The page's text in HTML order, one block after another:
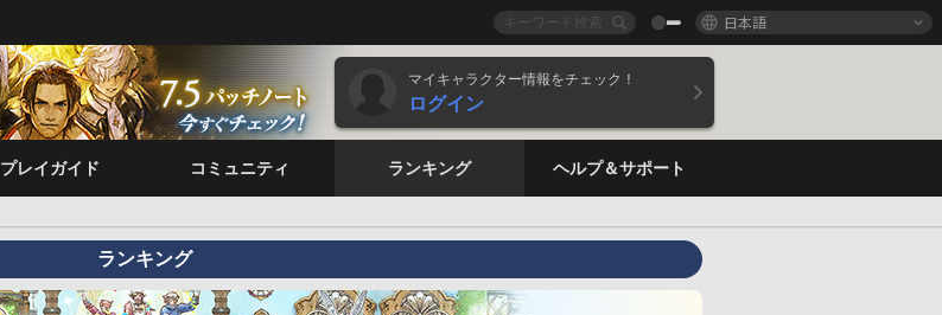
日本語
マイキャラクター情報をチェック！
ログイン
プレイガイド コミュニティ ランキング ヘルプ＆サポート
ランキング